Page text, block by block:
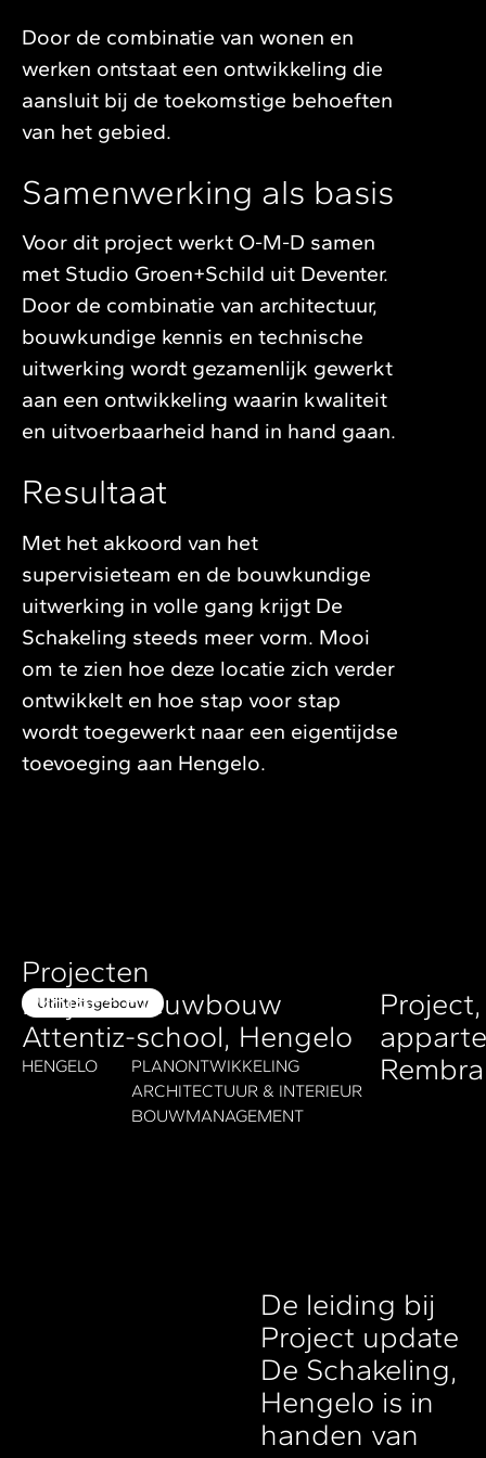
Door de combinatie van wonen en
werken ontstaat een ontwikkeling die
aansluit bij de toekomstige behoeften
van het gebied.
Samenwerking als basis
Voor dit project werkt O-M-D samen
met Studio Groen+Schild uit Deventer.
Door de combinatie van architectuur,
bouwkundige kennis en technische
uitwerking wordt gezamenlijk gewerkt
aan een ontwikkeling waarin kwaliteit
en uitvoerbaarheid hand in hand gaan.
Resultaat
Met het akkoord van het
supervisieteam en de bouwkundige
uitwerking in volle gang krijgt De
Schakeling steeds meer vorm. Mooi
om te zien hoe deze locatie zich verder
ontwikkelt en hoe stap voor stap
wordt toegewerkt naar een eigentijdse
toevoeging aan Hengelo.
Projecten
Utiliteitsgebouw
Project nieuwbouw
Attentiz-school, Hengelo
HENGELO
PLANONTWIKKELING
ARCHITECTUUR & INTERIEUR
BOUWMANAGEMENT
De leiding bij
Project update
De Schakeling,
Hengelo is in
handen van